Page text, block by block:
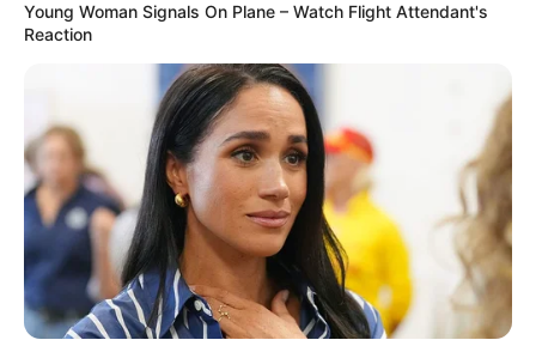
Young Woman Signals On Plane – Watch Flight Attendant's
Reaction